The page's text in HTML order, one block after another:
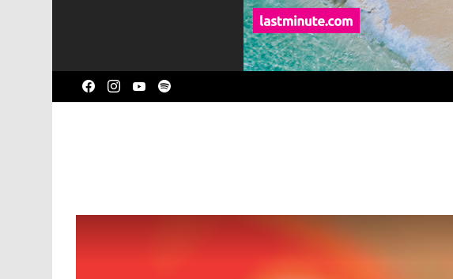
facebookinstagramyoutube